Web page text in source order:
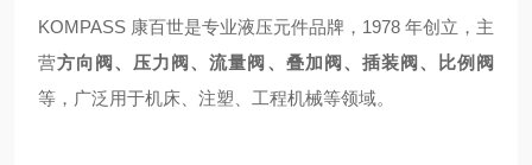
KOMPASS 康百世是专业液压元件品牌，1978 年创立，主
营方向阀、压力阀、流量阀、叠加阀、插装阀、比例阀
等，广泛用于机床、注塑、工程机械等领域。